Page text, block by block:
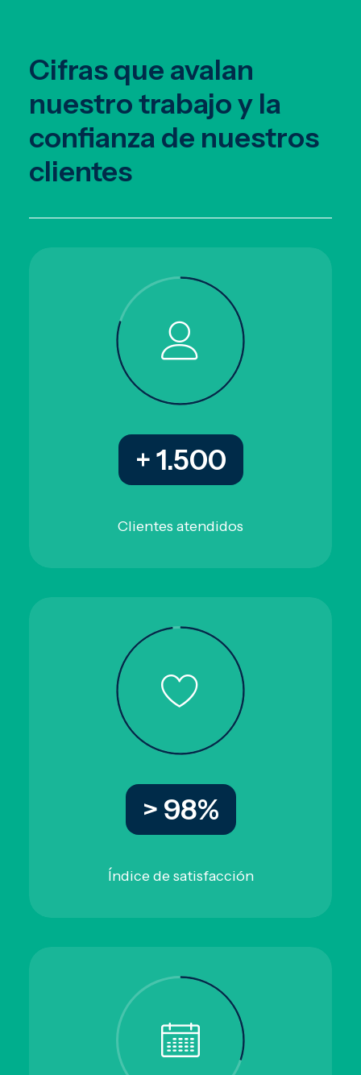
Cifras que avalan
nuestro trabajo y la
confianza de nuestros
clientes
+ 1.500
Clientes atendidos
> 98%
Índice de satisfacción